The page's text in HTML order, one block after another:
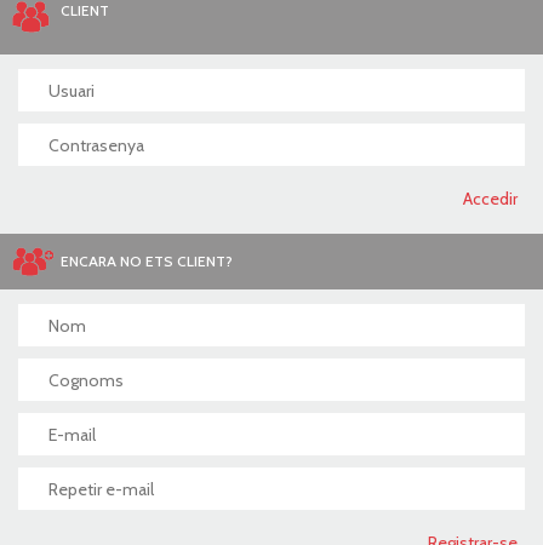
CLIENT
ENCARA NO ETS CLIENT?